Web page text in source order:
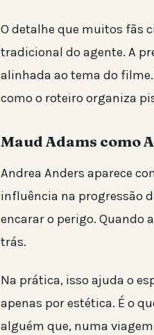
O detalhe que muitos fãs
tradicional do agente. A
alinhada ao tema do
como o roteiro organiza
Maud Adams como
Andrea Anders aparece
influência na progressão
encarar o perigo. Quando
trás.
Na prática, isso ajuda o
apenas por estética. É o
alguém que, numa